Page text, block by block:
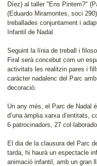
Díez) al taller "Ens Pintem?"
(Eduardo Miramontes, soci
treballades conjuntament i
Infantil de Nadal.
Seguint la línia de treball i
Firal serà concebut com un
activitats les realitzin pares i
caràcter nadalenc del Parc
decoració.
Un any més, el Parc de Nadal
d’una àmplia xarxa d’entitats,
6 patrocinadors, 27
El dia de la clausura del Parc
tarda, hi haurà un espectacle
animació infantil, amb un gran